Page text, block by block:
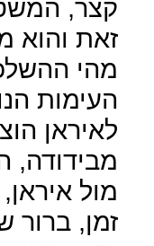
קצר,
זאת והוא
מהי
העימות
לאיראן
מבידודה,
מול
זמן,